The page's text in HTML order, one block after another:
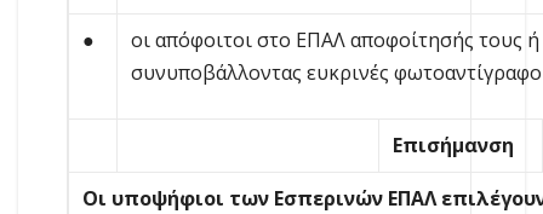
●
οι απόφοιτοι στο ΕΠΑΛ αποφοίτησής τους
συνυποβάλλοντας ευκρινές
Επισήμανση
Οι υποψήφιοι των Εσπερινών ΕΠΑΛ